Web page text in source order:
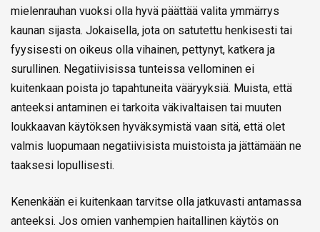
mielenrauhan vuoksi olla hyvä päättää valita ymmärrys
kaunan sijasta. Jokaisella, jota on satutettu henkisesti tai
fyysisesti on oikeus olla vihainen, pettynyt, katkera ja
surullinen. Negatiivisissa tunteissa vellominen ei
kuitenkaan poista jo tapahtuneita vääryyksiä. Muista, että
anteeksi antaminen ei tarkoita väkivaltaisen tai muuten
loukkaavan käytöksen hyväksymistä vaan sitä, että olet
valmis luopumaan negatiivisista muistoista ja jättämään ne
taaksesi lopullisesti.
Kenenkään ei kuitenkaan tarvitse olla jatkuvasti antamassa
anteeksi. Jos omien vanhempien haitallinen käytös on